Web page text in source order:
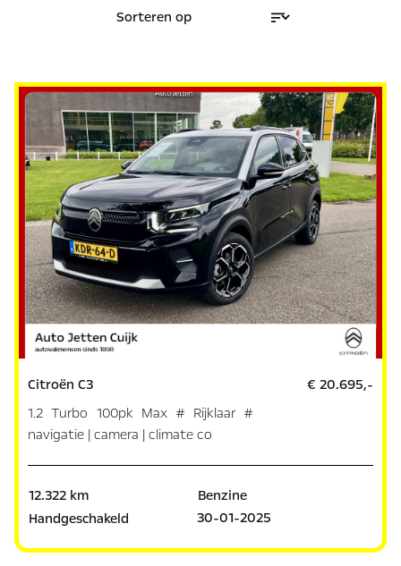
Citroën C3
1.2 Turbo 100pk Max # Rijklaar #
navigatie | camera | climate co
€ 20.695,-
12.322 km
Benzine
Handgeschakeld
30-01-2025